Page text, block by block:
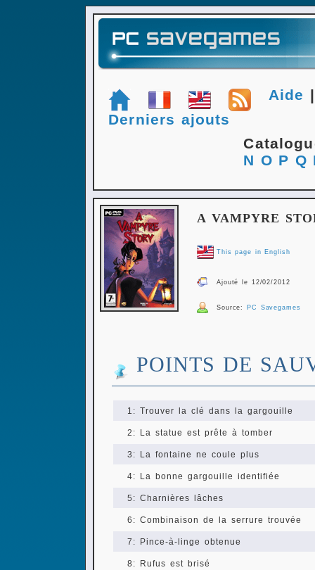
Aide
Derniers ajouts
N O P Q
A VAMPYRE
This page in English
Ajouté le 12/02/2012
Source: PC Savegames
POINTS DE
1: Trouver la clé dans la gargouille
2: La statue est prête à tomber
3: La fontaine ne coule plus
4: La bonne gargouille identifiée
5: Charnières lâches
6: Combinaison de la serrure trouvée
7: Pince-à-linge obtenue
8: Rufus est brisé